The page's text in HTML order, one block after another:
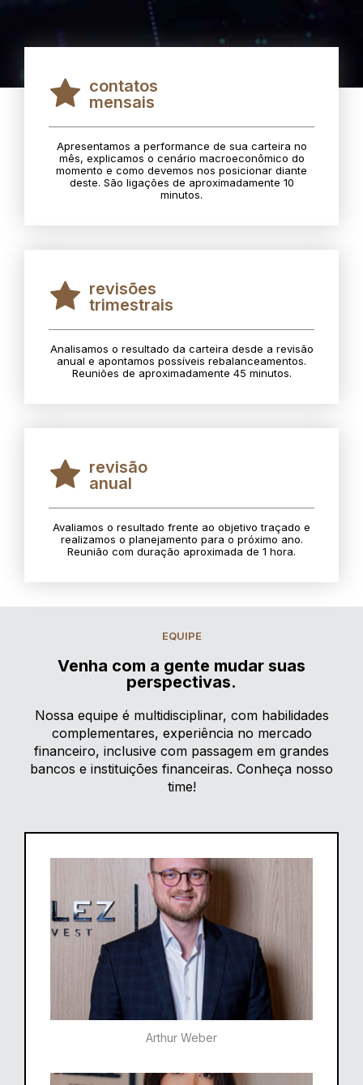
contatos
mensais
Apresentamos a performance de sua carteira no
mês, explicamos o cenário macroeconômico do
momento e como devemos nos posicionar diante
deste. São ligações de aproximadamente 10
minutos.
revisões
trimestrais
Analisamos o resultado da carteira desde a revisão
anual e apontamos possíveis rebalanceamentos.
Reuniões de aproximadamente 45 minutos.
revisão
anual
Avaliamos o resultado frente ao objetivo traçado e
realizamos o planejamento para o próximo ano.
Reunião com duração aproximada de 1 hora.
EQUIPE
Venha com a gente mudar suas
perspectivas.
Nossa equipe é multidisciplinar, com habilidades
complementares, experiência no mercado
financeiro, inclusive com passagem em grandes
bancos e instituições financeiras. Conheça nosso
time!
Arthur Weber